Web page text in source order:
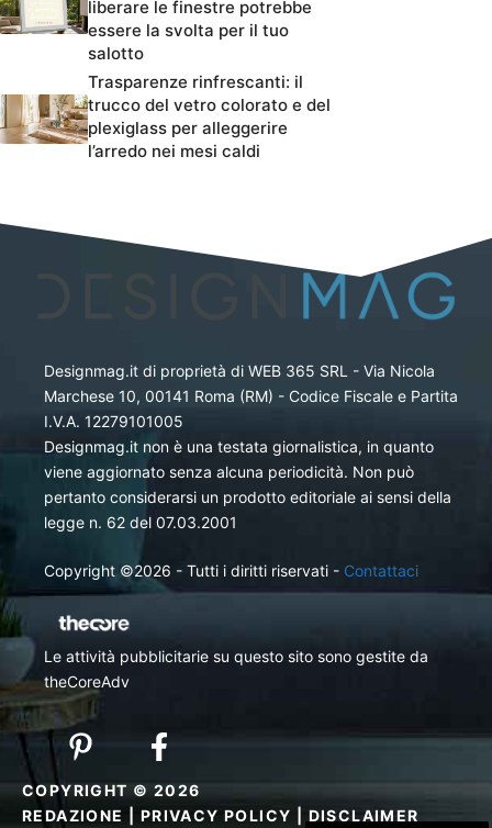
liberare le finestre potrebbe
essere la svolta per il tuo
salotto
Trasparenze rinfrescanti: il
trucco del vetro colorato e del
plexiglass per alleggerire
l’arredo nei mesi caldi
Designmag.it di proprietà di WEB 365 SRL - Via Nicola
Marchese 10, 00141 Roma (RM) - Codice Fiscale e Partita
I.V.A. 12279101005
Designmag.it non è una testata giornalistica, in quanto
viene aggiornato senza alcuna periodicità. Non può
pertanto considerarsi un prodotto editoriale ai sensi della
legge n. 62 del 07.03.2001
Copyright ©2026 - Tutti i diritti riservati - Contattaci
Le attività pubblicitarie su questo sito sono gestite da
theCoreAdv
COPYRIGHT © 2026
REDAZIONE
PRIVACY POLICY DISCLAIMER